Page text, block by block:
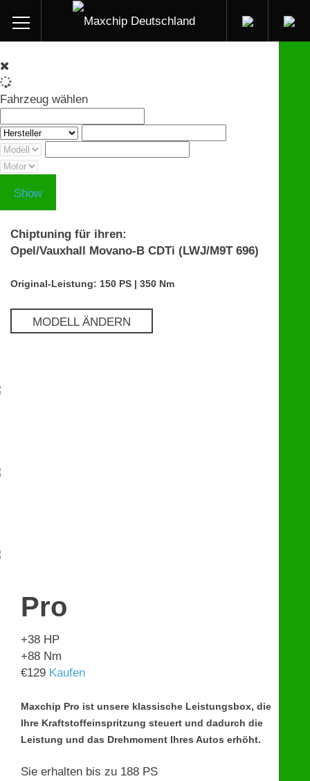
Fahrzeug wählen
Show
Chiptuning für ihren:
Opel/Vauxhall Movano-B CDTi (LWJ/M9T 696)
Original-Leistung: 150 PS | 350 Nm
MODELL ÄNDERN
Pro
+38 HP
+88 Nm
€129 Kaufen
Maxchip Pro ist unsere klassische Leistungsbox, die
Ihre Kraftstoffeinspritzung steuert und dadurch die
Leistung und das Drehmoment Ihres Autos erhöht.
Sie erhalten bis zu 188 PS